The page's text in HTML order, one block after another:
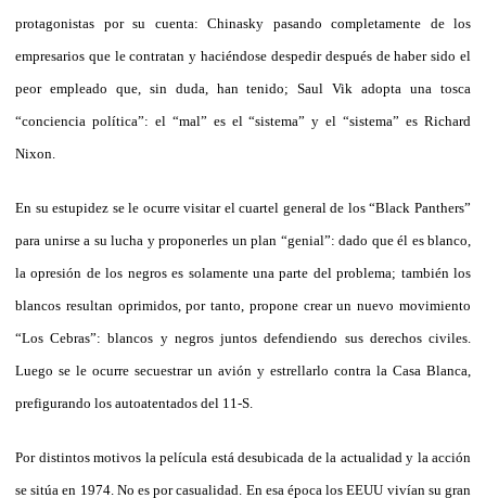
protagonistas por su cuenta: Chinasky pasando completamente de los
empresarios que le contratan y haciéndose despedir después de haber sido el
peor empleado que, sin duda, han tenido; Saul Vik adopta una tosca
“conciencia política”: el “mal” es el “sistema” y el “sistema” es Richard
Nixon.
En su estupidez se le ocurre visitar el cuartel general de los “Black Panthers”
para unirse a su lucha y proponerles un plan “genial”: dado que él es blanco,
la opresión de los negros es solamente una parte del problema; también los
blancos resultan oprimidos, por tanto, propone crear un nuevo movimiento
“Los Cebras”: blancos y negros juntos defendiendo sus derechos civiles.
Luego se le ocurre secuestrar un avión y estrellarlo contra la Casa Blanca,
prefigurando los autoatentados del 11-S.
Por distintos motivos la película está desubicada de la actualidad y la acción
se sitúa en 1974. No es por casualidad. En esa época los EEUU vivían su gran